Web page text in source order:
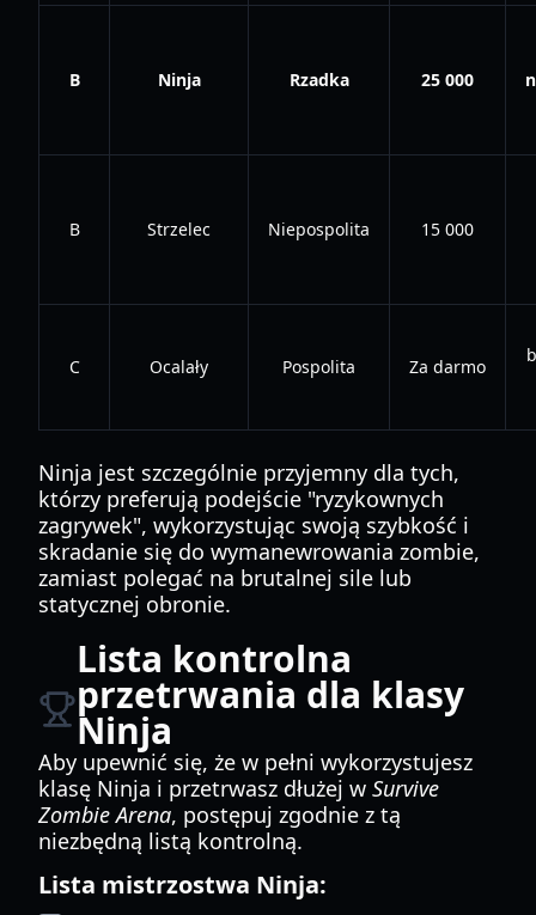
B Ninja Rzadka 25 000
B Strzelec Niepospolita 15 000
C Ocalały Pospolita Za darmo
Ninja jest szczególnie przyjemny dla tych,
którzy preferują podejście "ryzykownych
zagrywek", wykorzystując swoją szybkość i
skradanie się do wymanewrowania zombie,
zamiast polegać na brutalnej sile lub
statycznej obronie.
Lista kontrolna
przetrwania dla klasy
Ninja
Aby upewnić się, że w pełni wykorzystujesz
klasę Ninja i przetrwasz dłużej w Survive
Zombie Arena, postępuj zgodnie z tą
niezbędną listą kontrolną.
Lista mistrzostwa Ninja: